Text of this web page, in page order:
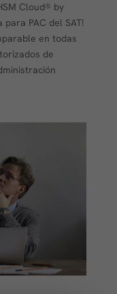
Cloud® by
para PAC del SAT!
en todas
de